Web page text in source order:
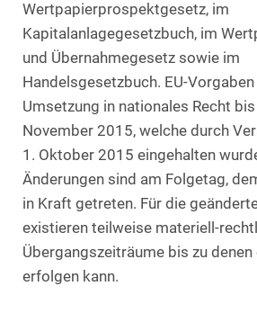
Wertpapierprospektgesetz, im
Kapitalanlagegesetzbuch, im
und Übernahmegesetz sowie im
Handelsgesetzbuch. EU-
Umsetzung in nationales Recht
November 2015, welche durch
1. Oktober 2015 eingehalten
Änderungen sind am Folgetag,
in Kraft getreten. Für die
existieren teilweise materiell-
Übergangszeiträume bis zu denen
erfolgen kann.